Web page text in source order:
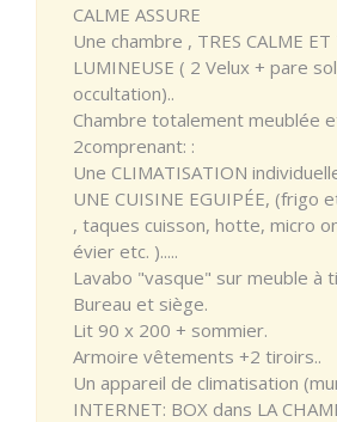
CALME ASSURE
Une chambre , TRES CALME ET
LUMINEUSE ( 2 Velux + pare
occultation)..
Chambre totalement meublée
2comprenant: :
Une CLIMATISATION
UNE CUISINE EGUIPÉE, (frigo
, taques cuisson, hotte, micro
évier etc. ).....
Lavabo "vasque" sur meuble à
Bureau et siège.
Lit 90 x 200 + sommier.
Armoire vêtements +2 tiroirs..
Un appareil de climatisation
INTERNET: BOX dans LA